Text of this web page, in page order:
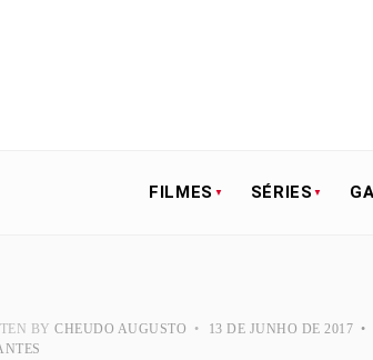
FILMES SÉRIES
BYCHEUDO AUGUSTO • 13 DE JUNHO DE 2017 •